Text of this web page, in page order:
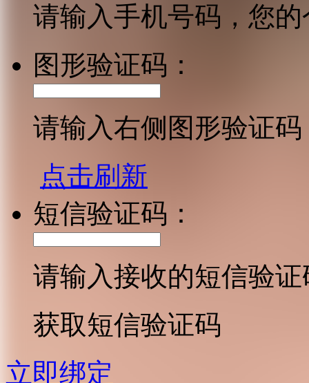
请输入手机号码，您
图形验证码：
请输入右侧图形验证码
点击刷新
短信验证码：
请输入接收的短信验证
获取短信验证码
立即绑定